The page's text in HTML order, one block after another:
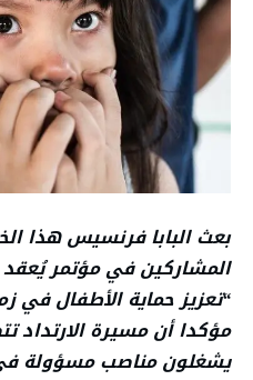
بعث البابا فرنسيس هذا
المشاركين في مؤتمر
“تعزيز حماية الأطفال في
مؤكدا أن مسيرة الارتداد
يشغلون مناصب مسؤولة